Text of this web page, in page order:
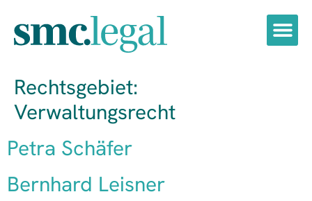
Rechtsgebiet:
Verwaltungsrecht
Petra Schäfer
Bernhard Leisner